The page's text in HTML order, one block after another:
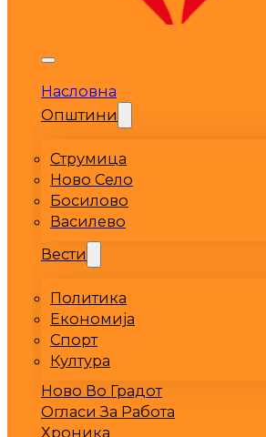
Насловна
Општини
Струмица
Ново Село
Босилово
Василево
Вести
Политика
Економија
Спорт
Култура
Ново Во Градот
Огласи За Работа
Хроника